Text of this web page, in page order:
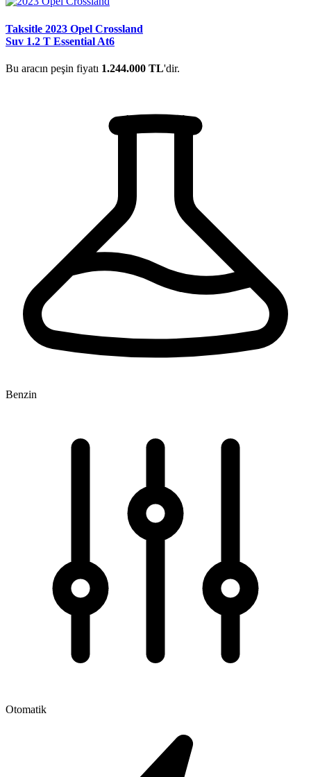
Taksitle 2023 Opel Crossland
Suv 1.2 T Essential At6
Bu aracın peşin fiyatı 1.244.000 TL'dir.
Benzin
Otomatik